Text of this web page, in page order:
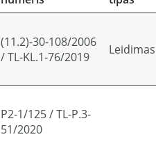
(11.2)-30-108/2006
/ TL-KL.1-76/2019
Leidimas
P2-1/125 / TL-P.3-
51/2020